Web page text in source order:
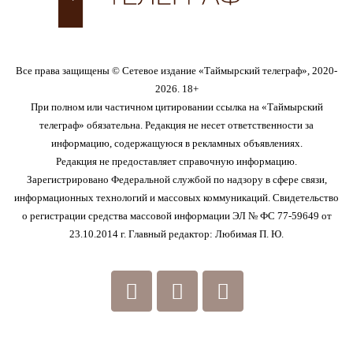
Все права защищены © Сетевое издание «Таймырский телеграф», 2020-
2026. 18+
При полном или частичном цитировании ссылка на «Таймырский
телеграф» обязательна. Редакция не несет ответственности за
информацию, содержащуюся в рекламных объявлениях.
Редакция не предоставляет справочную информацию.
Зарегистрировано Федеральной службой по надзору в сфере связи,
информационных технологий и массовых коммуникаций. Свидетельство
о регистрации средства массовой информации ЭЛ № ФС 77-59649 от
23.10.2014 г. Главный редактор: Любимая П. Ю.